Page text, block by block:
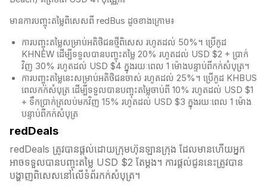
មានការបញ្ចុះតម្លៃពិសេសពី redBus ដូចខាងក្រោម៖
ការបញ្ចុះតម្លៃសម្រាប់អតិថិជនថ្មីពិសេស រហូតដល់ 50%។ ប្រើកូដ
KHNEW ដើម្បីទទួលបានបញ្ចុះតម្លៃ 20% រហូតដល់ USD $2 + ប្រាក់
វិញ 30% រហូតដល់ USD $4 ក្នុងរយៈពេល 1 ម៉ោងបន្ទាប់ពីកក់សំបុត្រ។
ការបញ្ចុះតម្លៃនេះសម្រាប់អតិថិជនចាស់ រហូតដល់ 25%។ ប្រើកូដ KHBUS
ពេលកក់សំបុត្ រ ដើម្បីទទួលបានបញ្ចុះតម្លៃចាប់ពី 10% រហូតដល់ USD $1
+ ទឹកប្រាក់ត្រលប់មកវិញ 15% រហូតដល់ USD $3 ក្នុងរយៈពេល 1 ម៉ោង
បន្ទាប់ពីកក់សំបុត្
redDeals
redDeals ត្រូវបានផ្តល់ដោយក្រុមហ៊ុនឡានក្រុង ដែលមានហើយអ្នក
អាចទទួលបានបញ្ចុះតម្លៃ USD $2 តែម្ដង។ ការផ្តល់ជូននេះត្រូវបាន
បង្ហាញពិសេសនៅលើទំព័រកក់សំបុត្រ។​​